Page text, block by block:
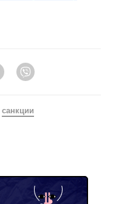
Telegram
санкции